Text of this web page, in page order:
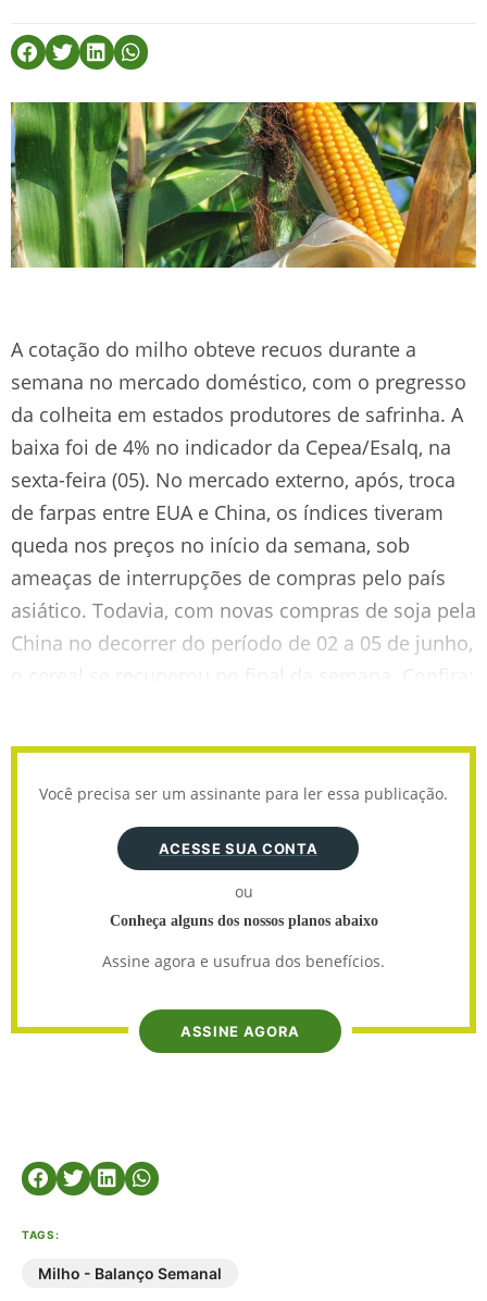
A cotação do milho obteve recuos durante a
semana no mercado doméstico, com o pregresso
da colheita em estados produtores de safrinha. A
baixa foi de 4% no indicador da Cepea/Esalq, na
sexta-feira (05). No mercado externo, após, troca
de farpas entre EUA e China, os índices tiveram
queda nos preços no início da semana, sob
ameaças de interrupções de compras pelo país
asiático. Todavia, com novas compras de soja pela
China no decorrer do período de 02 a 05 de junho,
o cereal se recuperou no final da semana. Confira:
Você precisa ser um assinante para ler essa publicação.
ACESSE SUA CONTA
ou
Conheça alguns dos nossos planos abaixo
Assine agora e usufrua dos benefícios.
ASSINE AGORA
TAGS:
Milho - Balanço Semanal